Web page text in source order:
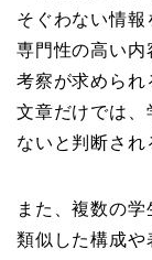
そぐわない情報
専門性の高い内
考察が求められ
文章だけでは、
ないと判断され
また、複数の
類似した構成や